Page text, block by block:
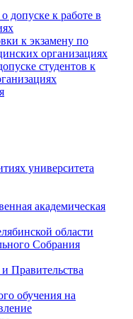
допуске к работе в
к экзамену по
организациях
студентов к
университета
академическая
области
Собрания
Правительства
обучения на